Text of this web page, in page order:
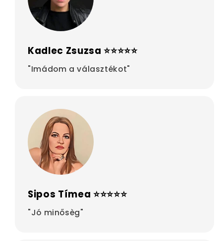
Kadlec Zsuzsa ⭐⭐⭐⭐⭐
"Imádom a választékot"
Sipos Tímea ⭐⭐⭐⭐⭐
"Jó minősèg"